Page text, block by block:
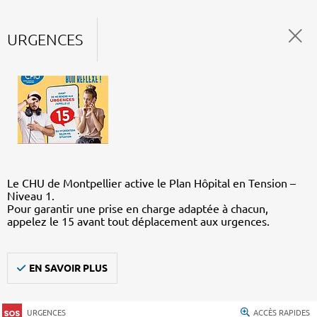
URGENCES
Le CHU de Montpellier active le Plan Hôpital en Tension –
Niveau 1.
Pour garantir une prise en charge adaptée à chacun,
appelez le 15 avant tout déplacement aux urgences.
EN SAVOIR PLUS
URGENCES ACCÈS RAPIDES